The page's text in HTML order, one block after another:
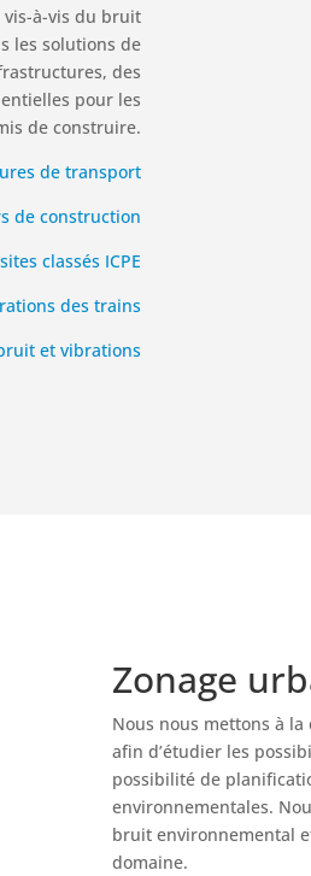
vis-à-vis du bruit
les solutions de
des
pour les
de construire.
de transport
de construction
classés ICPE
des trains
etvibrations
Zonage
Nous nous mettons à
afin d’étudier les
possibilité de
environnementales.
bruit environnemental
domaine.